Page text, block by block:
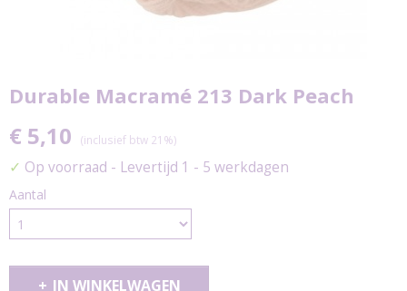
Durable Macramé 213 Dark Peach
€ 5,10 (inclusief btw 21%)
✓ Op voorraad - Levertijd 1 - 5 werkdagen
Aantal
IN WINKELWAGEN